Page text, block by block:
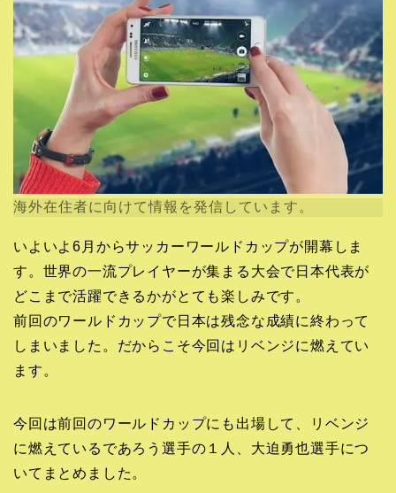
海外在住者に向けて情報を発信しています。
いよいよ6月からサッカーワールドカップが開幕しま
す。世界の一流プレイヤーが集まる大会で日本代表が
どこまで活躍できるかがとても楽しみです。
前回のワールドカップで日本は残念な成績に終わって
しまいました。だからこそ今回はリベンジに燃えてい
ます。
今回は前回のワールドカップにも出場して、リベンジ
に燃えているであろう選手の１人、大迫勇也選手につ
いてまとめました。